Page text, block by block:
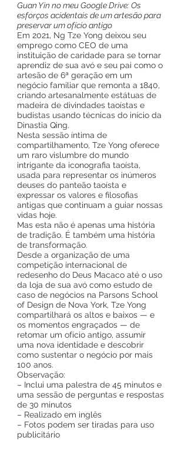
Guan Yin no meu Google Drive: Os
esforços acidentais de um artesão para
preservar um ofício antigo
Em 2021, Ng Tze Yong deixou seu
emprego como CEO de uma
instituição de caridade para se tornar
aprendiz de sua avó e seu pai como o
artesão de 6ª geração em um
negócio familiar que remonta a 1840,
criando artesanalmente estátuas de
madeira de divindades taoístas e
budistas usando técnicas do início da
Dinastia Qing.
Nesta sessão íntima de
compartilhamento, Tze Yong oferece
um raro vislumbre do mundo
intrigante da iconografia taoísta,
usada para representar os inúmeros
deuses do panteão taoísta e
expressar os valores e filosofias
antigas que continuam a guiar nossas
vidas hoje.
Mas esta não é apenas uma história
de tradição. É também uma história
de transformação.
Desde a organização de uma
competição internacional de
redesenho do Deus Macaco até o uso
da loja de sua avó como estudo de
caso de negócios na Parsons School
of Design de Nova York, Tze Yong
compartilhará os altos e baixos — e
os momentos engraçados — de
retomar um ofício antigo, assumir
uma nova identidade e descobrir
como sustentar o negócio por mais
100 anos.
Observação:
– Inclui uma palestra de 45 minutos e
uma sessão de perguntas e respostas
de 30 minutos
– Realizado em inglês
– Fotos podem ser tiradas para uso
publicitário